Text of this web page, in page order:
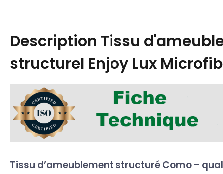
Description Tissu
structurel Enjoy Lux
Tissu d’ameublement structuré Como –